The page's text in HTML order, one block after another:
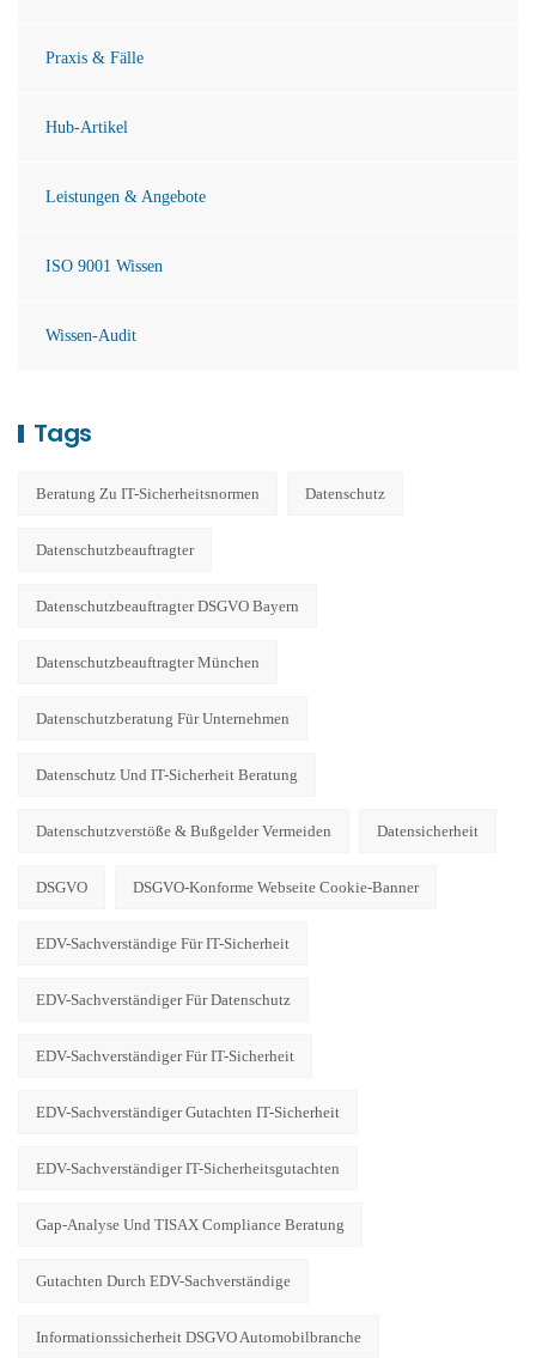
Praxis & Fälle
Hub-Artikel
Leistungen & Angebote
ISO 9001 Wissen
Wissen-Audit
Tags
Beratung Zu IT-Sicherheitsnormen Datenschutz
Datenschutzbeauftragter
Datenschutzbeauftragter DSGVO Bayern
Datenschutzbeauftragter München
Datenschutzberatung Für Unternehmen
Datenschutz Und IT-Sicherheit Beratung
Datenschutzverstöße & Bußgelder Vermeiden Datensicherheit
DSGVO DSGVO-Konforme Webseite Cookie-Banner
EDV-Sachverständige Für IT-Sicherheit
EDV-Sachverständiger Für Datenschutz
EDV-Sachverständiger Für IT-Sicherheit
EDV-Sachverständiger Gutachten IT-Sicherheit
EDV-Sachverständiger IT-Sicherheitsgutachten
Gap-Analyse Und TISAX Compliance Beratung
Gutachten Durch EDV-Sachverständige
Informationssicherheit DSGVO Automobilbranche